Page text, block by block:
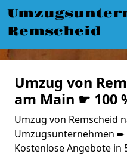
Remscheid
Umzug von
am Main ☛ 100
Umzug von Remscheid
Umzugsunternehmen ➨
Kostenlose Angebote in